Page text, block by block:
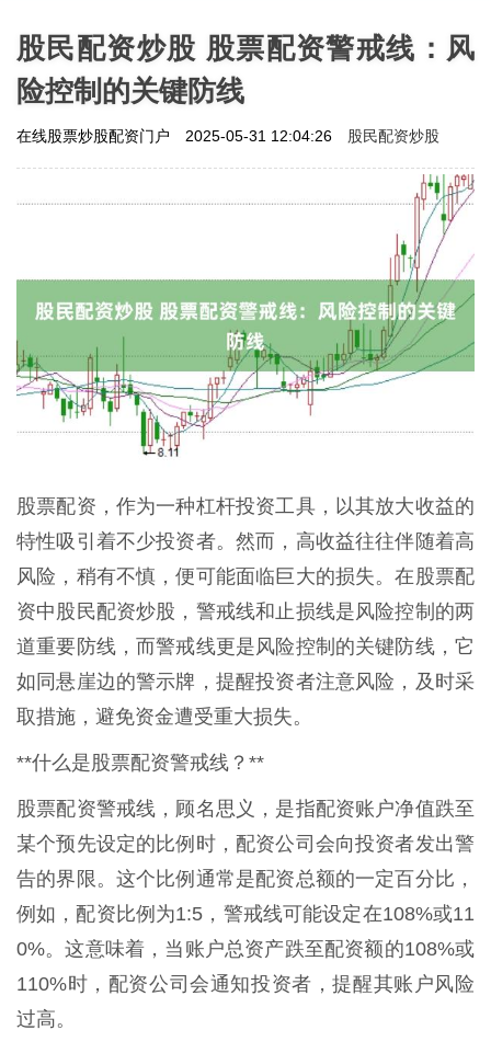
股民配资炒股 股票配资警戒线：风
险控制的关键防线
在线股票炒股配资门户 2025-05-31 12:04:26 股民配资炒股
股票配资，作为一种杠杆投资工具，以其放大收益的
特性吸引着不少投资者。然而，高收益往往伴随着高
风险，稍有不慎，便可能面临巨大的损失。在股票配
资中股民配资炒股，警戒线和止损线是风险控制的两
道重要防线，而警戒线更是风险控制的关键防线，它
如同悬崖边的警示牌，提醒投资者注意风险，及时采
取措施，避免资金遭受重大损失。
**什么是股票配资警戒线？**
股票配资警戒线，顾名思义，是指配资账户净值跌至
某个预先设定的比例时，配资公司会向投资者发出警
告的界限。这个比例通常是配资总额的一定百分比，
例如，配资比例为1:5，警戒线可能设定在108%或11
0%。这意味着，当账户总资产跌至配资额的108%或
110%时，配资公司会通知投资者，提醒其账户风险
过高。